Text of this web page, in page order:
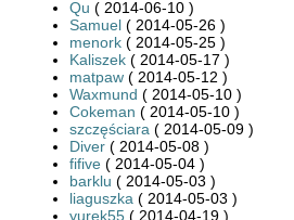
Qu ( 2014-06-10 )
Samuel ( 2014-05-26 )
menork ( 2014-05-25 )
Kaliszek ( 2014-05-17 )
matpaw ( 2014-05-12 )
Waxmund ( 2014-05-10 )
Cokeman ( 2014-05-10 )
szczęściara ( 2014-05-09 )
Diver ( 2014-05-08 )
fifive ( 2014-05-04 )
barklu ( 2014-05-03 )
liaguszka ( 2014-05-03 )
yurek55 ( 2014-04-19 )